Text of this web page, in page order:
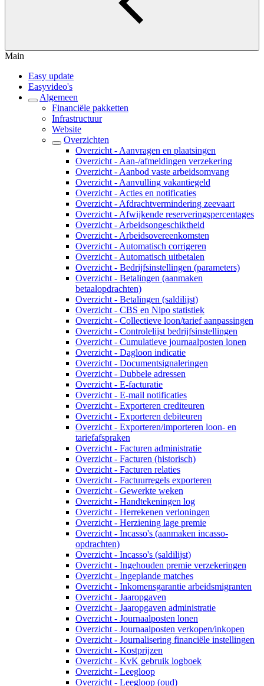
Main
Easy update
Easyvideo's
Algemeen
Financiële pakketten
Infrastructuur
Website
Overzichten
Overzicht - Aanvragen en plaatsingen
Overzicht - Aan-/afmeldingen verzekering
Overzicht - Aanbod vaste arbeidsomvang
Overzicht - Aanvulling vakantiegeld
Overzicht - Acties en notificaties
Overzicht - Afdrachtvermindering zeevaart
Overzicht - Afwijkende reserveringspercentages
Overzicht - Arbeidsongeschiktheid
Overzicht - Arbeidsovereenkomsten
Overzicht - Automatisch corrigeren
Overzicht - Automatisch uitbetalen
Overzicht - Bedrijfsinstellingen (parameters)
Overzicht - Betalingen (aanmaken
betaalopdrachten)
Overzicht - Betalingen (saldilijst)
Overzicht - CBS en Nipo statistiek
Overzicht - Collectieve loon/tarief aanpassingen
Overzicht - Controlelijst bedrijfsinstellingen
Overzicht - Cumulatieve journaalposten lonen
Overzicht - Dagloon indicatie
Overzicht - Documentsignaleringen
Overzicht - Dubbele adressen
Overzicht - E-facturatie
Overzicht - E-mail notificaties
Overzicht - Exporteren crediteuren
Overzicht - Exporteren debiteuren
Overzicht - Exporteren/importeren loon- en
tariefafspraken
Overzicht - Facturen administratie
Overzicht - Facturen (historisch)
Overzicht - Facturen relaties
Overzicht - Factuurregels exporteren
Overzicht - Gewerkte weken
Overzicht - Handtekeningen log
Overzicht - Herrekenen verloningen
Overzicht - Herziening lage premie
Overzicht - Incasso's (aanmaken incasso-
opdrachten)
Overzicht - Incasso's (saldilijst)
Overzicht - Ingehouden premie verzekeringen
Overzicht - Ingeplande matches
Overzicht - Inkomensgarantie arbeidsmigranten
Overzicht - Jaaropgaven
Overzicht - Jaaropgaven administratie
Overzicht - Journaalposten lonen
Overzicht - Journaalposten verkopen/inkopen
Overzicht - Journalisering financiële instellingen
Overzicht - Kostprijzen
Overzicht - KvK gebruik logboek
Overzicht - Leegloop
Overzicht - Leegloop (oud)